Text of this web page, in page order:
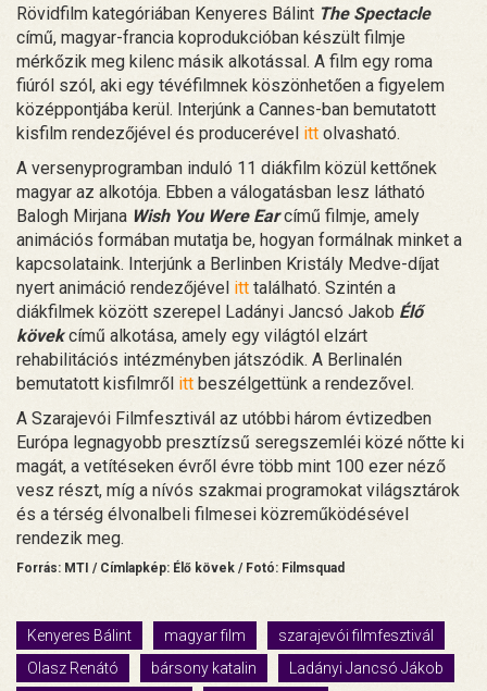
Rövidfilm kategóriában Kenyeres Bálint The Spectacle
című, magyar-francia koprodukcióban készült filmje
mérkőzik meg kilenc másik alkotással. A film egy roma
fiúról szól, aki egy tévéfilmnek köszönhetően a figyelem
középpontjába kerül. Interjúnk a Cannes-ban bemutatott
kisfilm rendezőjével és producerével itt olvasható.
A versenyprogramban induló 11 diákfilm közül kettőnek
magyar az alkotója. Ebben a válogatásban lesz látható
Balogh Mirjana Wish You Were Earcímű filmje, amely
animációs formában mutatja be, hogyan formálnak minket a
kapcsolataink. Interjúnk a Berlinben Kristály Medve-díjat
nyert animáció rendezőjével itt található. Szintén a
diákfilmek között szerepel Ladányi Jancsó Jakob Élő
kövekcímű alkotása, amely egy világtól elzárt
rehabilitációs intézményben játszódik. A Berlinalén
bemutatott kisfilmről itt beszélgettünk a rendezővel.
A Szarajevói Filmfesztivál az utóbbi három évtizedben
Európa legnagyobb presztízsű seregszemléi közé nőtte ki
magát, a vetítéseken évről évre több mint 100 ezer néző
vesz részt, míg a nívós szakmai programokat világsztárok
és a térség élvonalbeli filmesei közreműködésével
rendezik meg.
Forrás: MTI / Címlapkép: Élő kövek / Fotó: Filmsquad
Kenyeres Bálint magyar film
szarajevói filmfesztivál
Olasz Renátó
bársony katalin
Ladányi Jancsó Jákob